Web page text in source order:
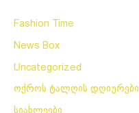
Fashion Time
News Box
Uncategorized
ოქროს ტალღის დღიურები